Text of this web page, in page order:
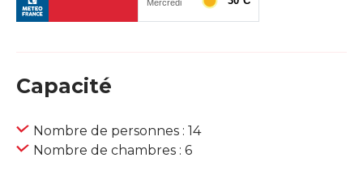
Capacité
Nombre de personnes : 14
Nombre de chambres : 6